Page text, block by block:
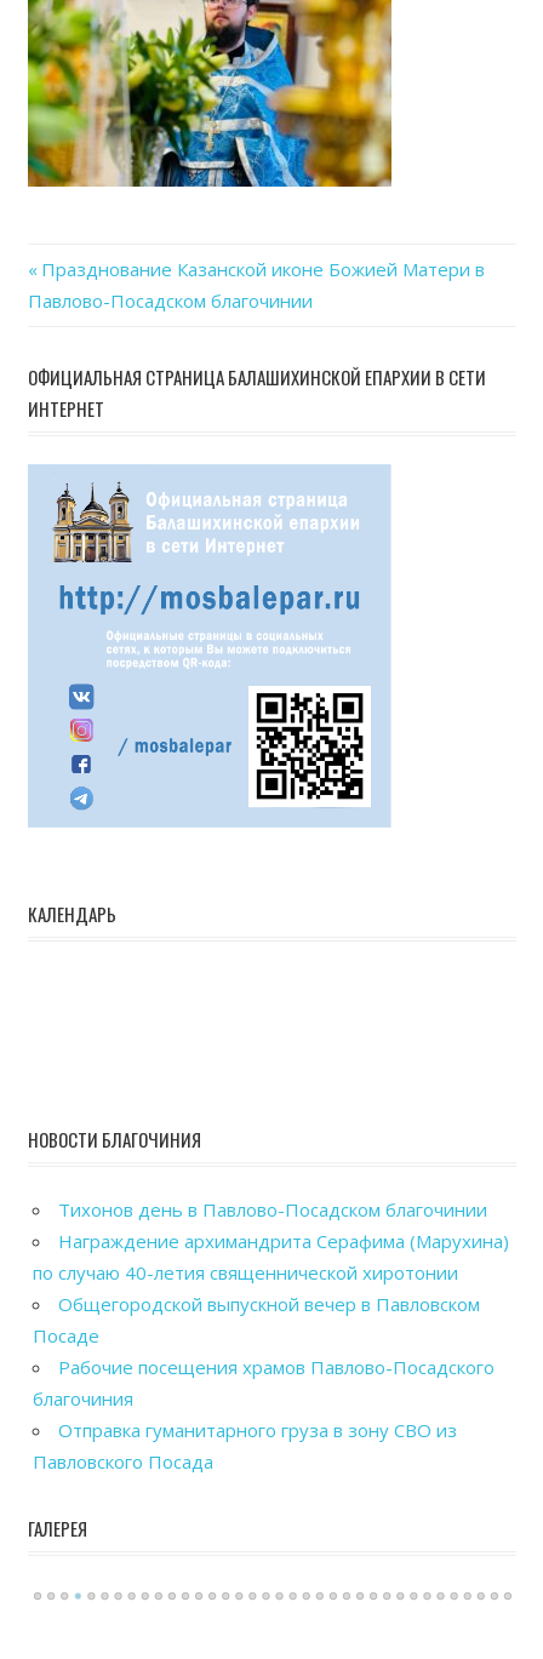
Навигация
записям
Previous
Post:
Празднование Казанской иконе Божией Матери в
Павлово-Посадском благочинии
ОФИЦИАЛЬНАЯ СТРАНИЦА БАЛАШИХИНСКОЙ ЕПАРХИИ В СЕТИ
ИНТЕРНЕТ
КАЛЕНДАРЬ
НОВОСТИ БЛАГОЧИНИЯ
Тихонов день в Павлово-Посадском благочинии
Награждение архимандрита Серафима (Марухина)
по случаю 40-летия священнической хиротонии
Общегородской выпускной вечер в Павловском
Посаде
Рабочие посещения храмов Павлово-Посадского
благочиния
Отправка гуманитарного груза в зону СВО из
Павловского Посада
ГАЛЕРЕЯ